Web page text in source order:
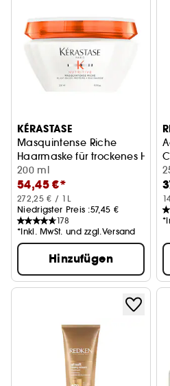
KÉRASTASE
Masquintense Riche
Haarmaske für trockenes Haar
200 ml
54,45 €*
272,25 € / 1L
Niedrigster Preis :57,45 €
178
*Inkl. MwSt. und zzgl.Versand
Hinzufügen